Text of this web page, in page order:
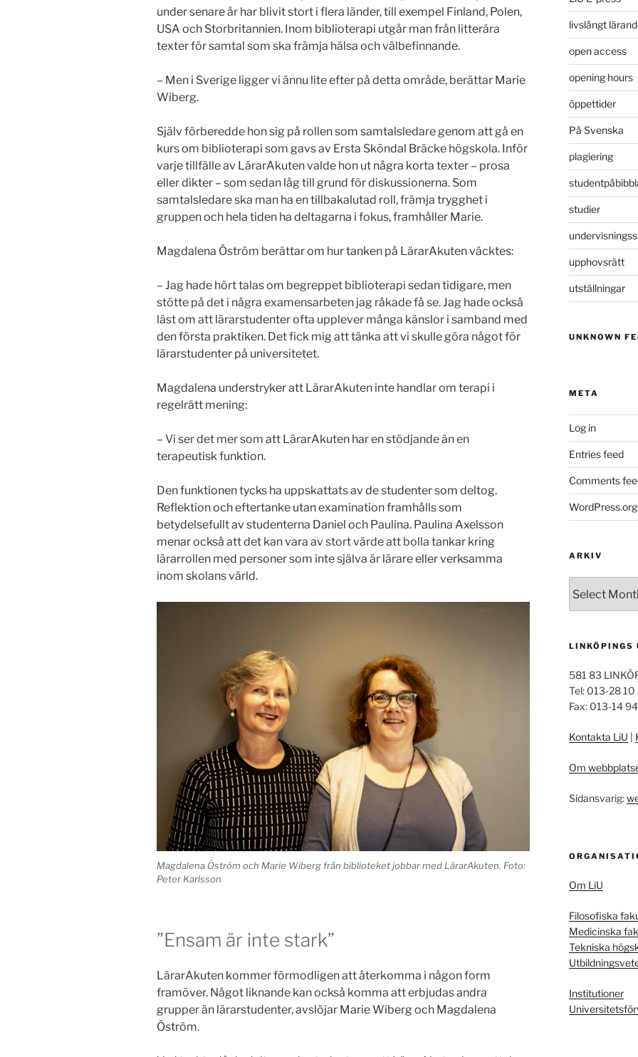
under senare år har blivit stort i flera länder, till exempel Finland, Polen,
USA och Storbritannien. Inom biblioterapi utgår man från litterära
texter för samtal som ska främja hälsa och välbefinnande.
– Men i Sverige ligger vi ännu lite efter på detta område, berättar Marie
Wiberg.
Själv förberedde hon sig på rollen som samtalsledare genom att gå en
kurs om biblioterapi som gavs av Ersta Sköndal Bräcke högskola. Inför
varje tillfälle av LärarAkuten valde hon ut några korta texter – prosa
eller dikter – som sedan låg till grund för diskussionerna. Som
samtalsledare ska man ha en tillbakalutad roll, främja trygghet i
gruppen och hela tiden ha deltagarna i fokus, framhåller Marie.
Magdalena Öström berättar om hur tanken på LärarAkuten väcktes:
– Jag hade hört talas om begreppet biblioterapi sedan tidigare, men
stötte på det i några examensarbeten jag råkade få se. Jag hade också
läst om att lärarstudenter ofta upplever många känslor i samband med
den första praktiken. Det fick mig att tänka att vi skulle göra något för
lärarstudenter på universitetet.
Magdalena understryker att LärarAkuten inte handlar om terapi i
regelrätt mening:
– Vi ser det mer som att LärarAkuten har en stödjande än en
terapeutisk funktion.
Den funktionen tycks ha uppskattats av de studenter som deltog.
Reflektion och eftertanke utan examination framhålls som
betydelsefullt av studenterna Daniel och Paulina. Paulina Axelsson
menar också att det kan vara av stort värde att bolla tankar kring
lärarrollen med personer som inte själva är lärare eller verksamma
inom skolans värld.
Magdalena Öström och Marie Wiberg från biblioteket jobbar med LärarAkuten. Foto:
Peter Karlsson
”Ensam är inte stark”
LärarAkuten kommer förmodligen att återkomma i någon form
framöver. Något liknande kan också komma att erbjudas andra
grupper än lärarstudenter, avslöjar Marie Wiberg och Magdalena
Öström.
livslångt
open access
opening hours
öppettider
På Svenska
plagiering
studier
upphovsrätt
utställningar
UNKNOWN
META
Log in
Entries feed
Comments
WordPress.org
ARKIV
LINKÖPINGS
581 83
Tel: 013-28
Fax: 013-14
Kontakta LiU
Om
Sidansvarig:
Om LiU
Filosofiska
Medicinska
Tekniska
Institutioner